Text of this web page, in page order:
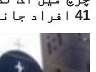
41 افراد جانبحق، 50 سے زائد زخمی